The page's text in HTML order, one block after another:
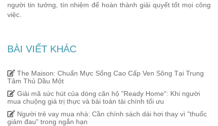
người tin tưởng, tín nhiệm để hoàn thành giải quyết tốt mọi công
việc.
BÀI VIẾT KHÁC
The Maison: Chuẩn Mực Sống Cao Cấp Ven Sông Tại Trung
Tâm Thủ Dầu Một
Giải mã sức hút của dòng căn hộ "Ready Home": Khi người
mua chuộng giá trị thực và bài toán tài chính tối ưu
Người trẻ vay mua nhà: Cần chính sách dài hơi thay vì "thuốc
giảm đau" trong ngắn hạn